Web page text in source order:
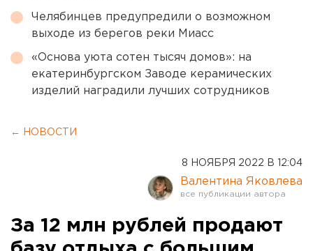
Челябинцев предупредили о возможном
выходе из берегов реки Миасс
«Основа уюта сотен тысяч домов»: на
екатеринбургском Заводе керамических
изделий наградили лучших сотрудников
← НОВОСТИ
8 НОЯБРЯ 2022 В 12:04
Валентина Яковлева
За 12 млн рублей продают